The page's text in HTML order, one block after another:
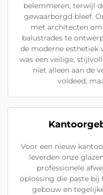
belemmeren, terwijl
gewaarborgd bleef.
met architecten
balustrades te
de moderne esthetiek
was een veilige,
niet alleen aan de
voldeed,
Voor een nieuw
leverden onze
professionele
oplossing die paste
gebouw en